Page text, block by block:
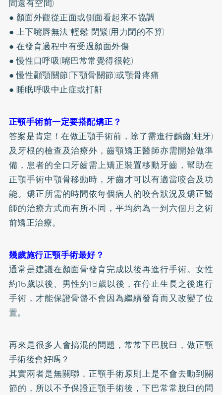
間還有空間)
● 顏面外觀從正面或側面看起來不協調
● 上下嘴唇無法"輕鬆"閉緊(用力閉的不算)
● 在發育過程中有受過顏面外傷
● 慢性口呼吸(嘴巴常常覺得很乾)
● 慢性顳顎關節(下顎骨關節)或顎骨疼痛
● 睡眠呼吸中止症或打鼾
正顎手術前一定要搭配矯正？
答案是肯定！在做正顎手術前，除了需進行齲齒(蛀牙)
及牙根的檢查及治療外，齒顎矯正醫師亦需開始做準
備，患者的全口牙齒需上矯正裝置移動牙齒，幫助在
正顎手術中顎骨移動時，牙齒才可以有適當咬合及功
能。矯正所需的時間依每個病人的咬合狀況及矯正醫
師的治療方式而有所不同，平均約為一到六個月之術
前矯正治療。
幾歲施行正顎手術最好？
通常是建議在顏面骨發育完成以後再進行手術。女性
約16歲以後、男性約18歲以後，在停止生長之後進行
手術，才能保證骨骼不會因為繼續發育而又改變了位
置。
再來是很多人會搞混的問題，常常下巴脫臼，做正顎
手術後會好嗎？
其實兩者是無關聯，正顎手術原則上是不會去動到關
節的，所以不予保證正顎手術後，下巴常常脫臼的問